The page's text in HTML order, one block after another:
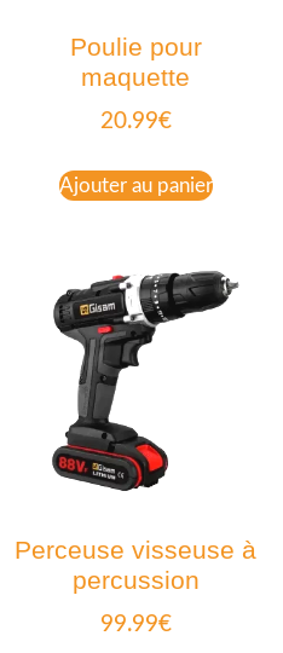
Poulie pour
maquette
20.99€
Ajouter au panier
Perceuse visseuse à
percussion
99.99€